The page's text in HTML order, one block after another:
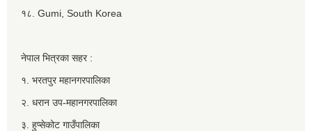
१८. Gumi, South Korea
नेपाल भित्रका सहर :
१. भरतपुर महानगरपालिका
२. धरान उप-महानगरपालिका
३. हुप्सेकोट गाउँपालिका